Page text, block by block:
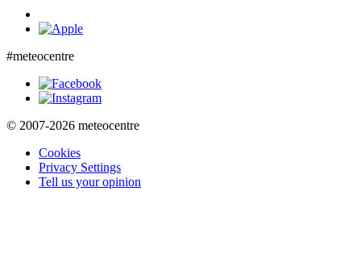
#meteocentre
© 2007-2026 meteocentre
Cookies
Privacy Settings
Tell us your opinion